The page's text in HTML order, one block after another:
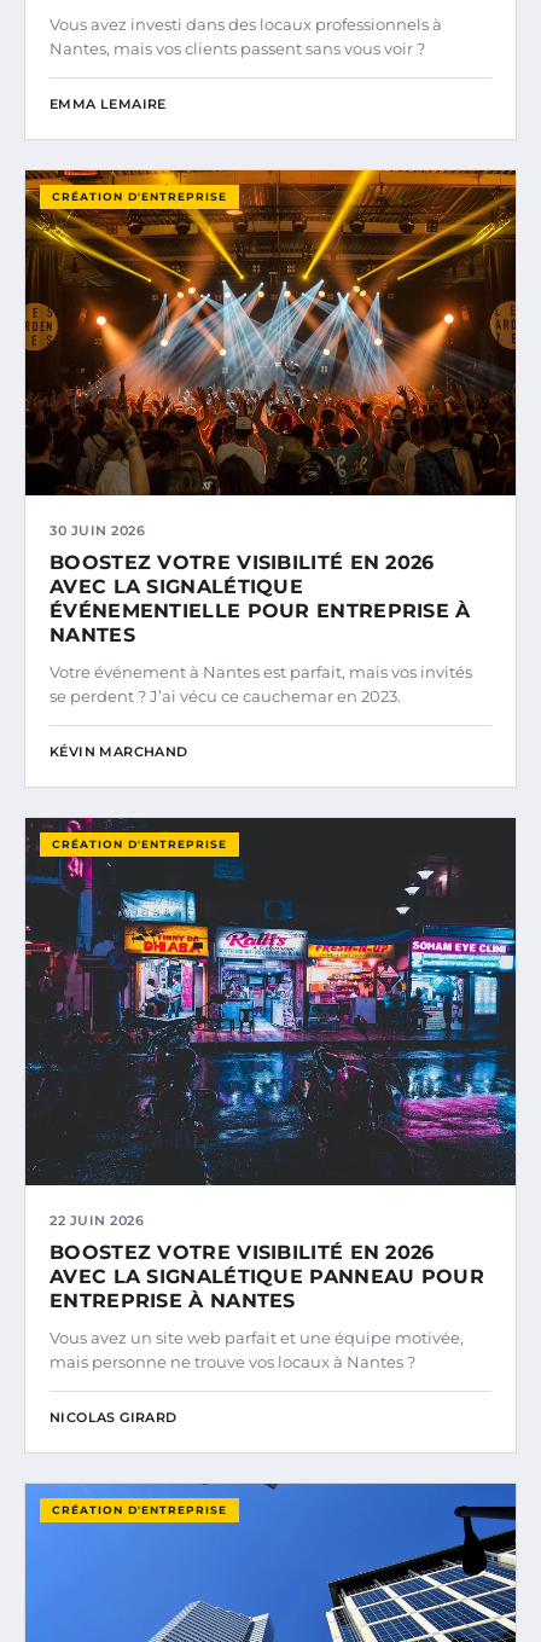
Vous avez investi dans des locaux professionnels à
Nantes, mais vos clients passent sans vous voir ?
EMMA LEMAIRE
CRÉATION D'ENTREPRISE
30 JUIN 2026
BOOSTEZ VOTRE VISIBILITÉ EN 2026
AVEC LA SIGNALÉTIQUE
ÉVÉNEMENTIELLE POUR ENTREPRISE À
NANTES
Votre événement à Nantes est parfait, mais vos invités
se perdent ? J’ai vécu ce cauchemar en 2023.
KÉVIN MARCHAND
CRÉATION D'ENTREPRISE
22 JUIN 2026
BOOSTEZ VOTRE VISIBILITÉ EN 2026
AVEC LA SIGNALÉTIQUE PANNEAU POUR
ENTREPRISE À NANTES
Vous avez un site web parfait et une équipe motivée,
mais personne ne trouve vos locaux à Nantes ?
NICOLAS GIRARD
CRÉATION D'ENTREPRISE